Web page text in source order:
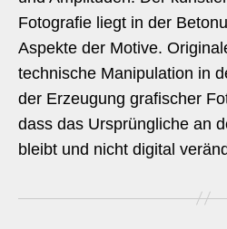
Fotografie liegt in der
Aspekte der Motive.
technische Manipulation in
der Erzeugung grafischer
dass das Ursprüngliche an
bleibt und nicht digital